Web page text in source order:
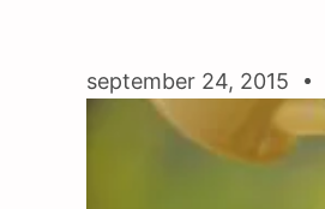
september 24, 2015